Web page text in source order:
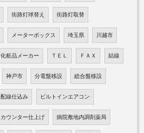
街路灯球替え 街路灯取替
メーターボックス 埼玉県 川越市
化粧品メーカー ＴＥＬ ＦＡＸ 結線
神戸市 分電盤移設 総合盤移設
配線仕込み ビルトインエアコン
カウンター仕上げ 病院敷地内調剤薬局